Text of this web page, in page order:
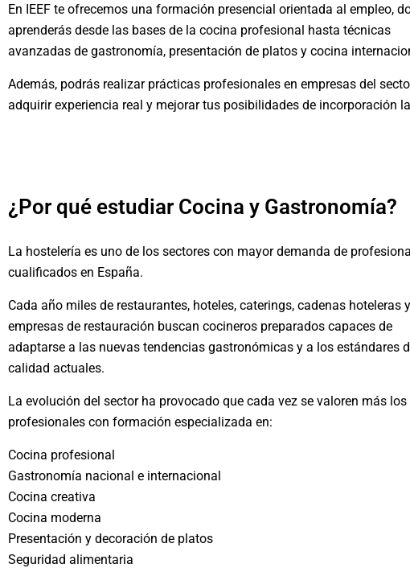
En IEEF te ofrecemos una formación presencial orientada al empleo,
aprenderás desde las bases de la cocina profesional hasta técnicas
avanzadas de gastronomía, presentación de platos y cocina
Además, podrás realizar prácticas profesionales en empresas del
adquirir experiencia real y mejorar tus posibilidades de incorporación
¿Por qué estudiar Cocina y Gastronomía?
La hostelería es uno de los sectores con mayor demanda de
cualificados en España.
Cada año miles de restaurantes, hoteles, caterings, cadenas hoteleras y
empresas de restauración buscan cocineros preparados capaces de
adaptarse a las nuevas tendencias gastronómicas y a los estándares
calidad actuales.
La evolución del sector ha provocado que cada vez se valoren más los
profesionales con formación especializada en:
Cocina profesional
Gastronomía nacional e internacional
Cocina creativa
Cocina moderna
Presentación y decoración de platos
Seguridad alimentaria